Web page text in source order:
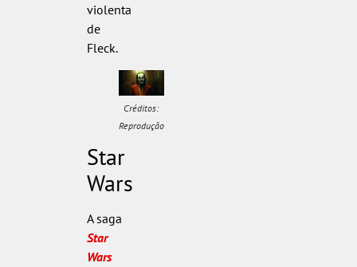
violenta
de
Fleck.
Créditos:
Reprodução
Star
Wars
A saga
Star
Wars